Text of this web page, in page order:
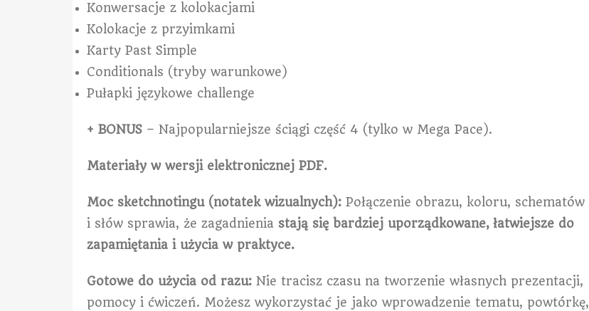
Konwersacje z kolokacjami
Kolokacje z przyimkami
Karty Past Simple
Conditionals (tryby warunkowe)
Pułapki językowe challenge
+ BONUS – Najpopularniejsze ściągi część 4 (tylko w Mega Pace).
Materiały w wersji elektronicznej PDF.
Moc sketchnotingu (notatek wizualnych): Połączenie obrazu, koloru, schematów
i słów sprawia, że zagadnienia stają się bardziej uporządkowane, łatwiejsze do
zapamiętania i użycia w praktyce.
Gotowe do użycia od razu: Nie tracisz czasu na tworzenie własnych prezentacji,
pomocy i ćwiczeń. Możesz wykorzystać je jako wprowadzenie tematu, powtórkę,